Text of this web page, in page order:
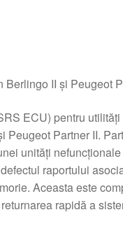
II și Peugeot
ECU) pentru
Peugeot Partner II.
unități
raportului
Aceasta este
rapidă a